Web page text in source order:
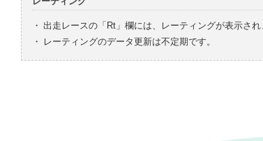
・ 出走レースの「Rt」欄には、レーティングが表示され
・
レーティングのデータ更新は不定期です。